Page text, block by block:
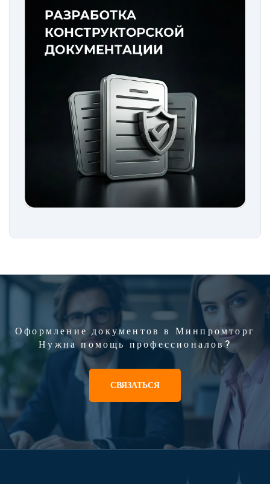
Оформление документов в Минпромторг
Нужна помощь профессионалов?
СВЯЗАТЬСЯ